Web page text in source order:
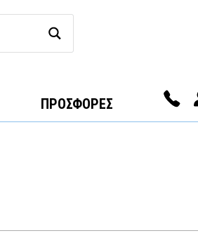
ΠΡΟΣΦΟΡΕΣ